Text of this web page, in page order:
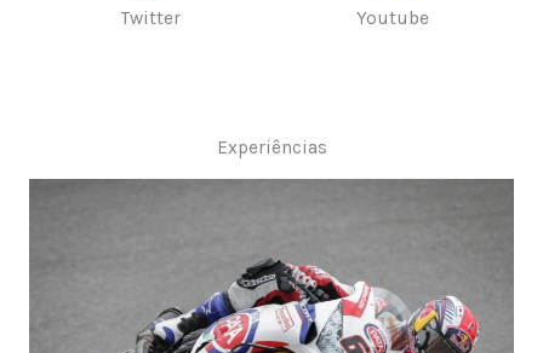
Twitter Youtube
Experiências